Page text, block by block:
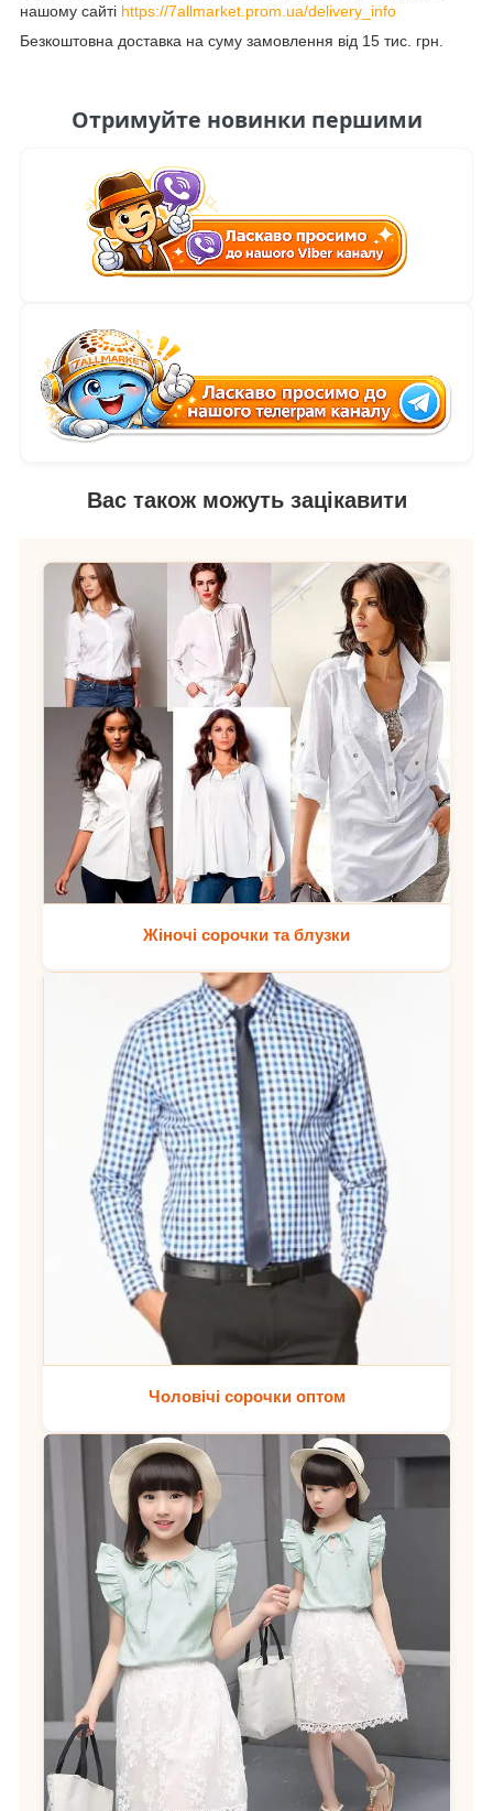
нашому сайті https://7allmarket.prom.ua/delivery_info
Безкоштовна доставка на суму замовлення від 15 тис. грн.
Отримуйте новинки першими
Вас також можуть зацікавити
Жіночі сорочки та блузки
Чоловічі сорочки оптом